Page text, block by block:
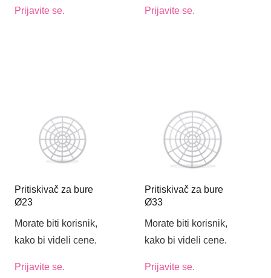
Prijavite se. Prijavite se.
Pritiskivač za bure
Ø23
Morate biti korisnik,
kako bi videli cene.
Prijavite se.
Pritiskivač za bure
Ø33
Morate biti korisnik,
kako bi videli cene.
Prijavite se.